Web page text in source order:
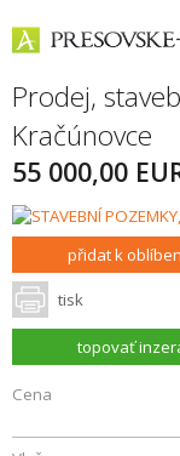
Prodej,
Kračúnovce
55 000,00
přidat k
tisk
topovať
Cena